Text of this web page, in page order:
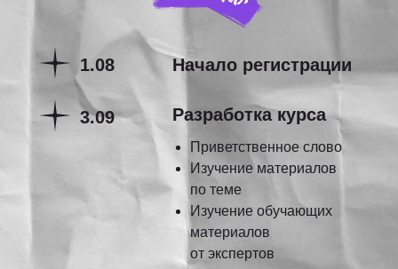
1.08 Начало регистрации
3.09 Разработка курса
Приветственное слово
Изучение материалов
по теме
Изучение обучающих
материалов
от экспертов